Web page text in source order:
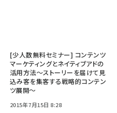
[少人数無料セミナー] コンテンツ
マーケティングとネイティブアドの
活用方法～ストーリーを届けて見
込み客を集客する戦略的コンテン
ツ展開～
2015年7月15日 8:28